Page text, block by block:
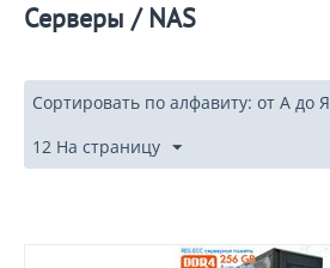
Серверы / NAS
Сортировать по алфавиту: от А до Я
12 На страницу